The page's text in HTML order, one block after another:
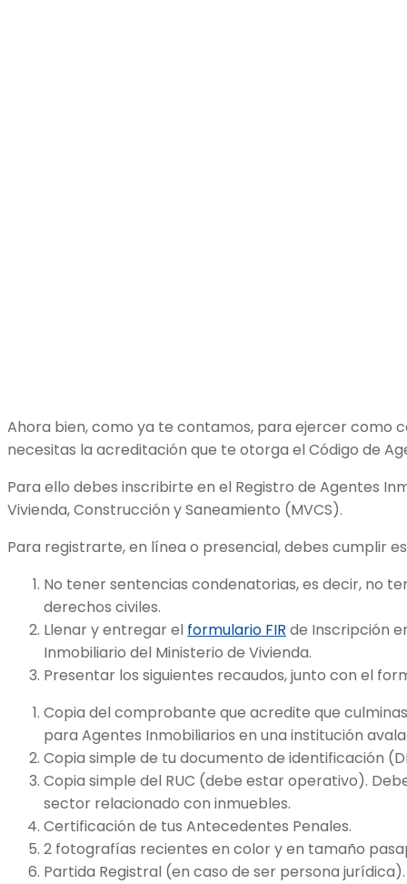
Ahora bien, como ya te contamos, para ejercer como
necesitas la acreditación que te otorga el Código de
Para ello debes inscribirte en el Registro de Agentes
Vivienda, Construcción y Saneamiento (MVCS).
Para registrarte, en línea o presencial, debes cumplir
No tener sentencias condenatorias, es decir, no
derechos civiles.
Llenar y entregar el formulario FIR de Inscripción
Inmobiliario del Ministerio de Vivienda.
Presentar los siguientes recaudos, junto con el
Copia del comprobante que acredite que
para Agentes Inmobiliarios en una institución
Copia simple de tu documento de identificación
Copia simple del RUC (debe estar operativo).
sector relacionado con inmuebles.
Certificación de tus Antecedentes Penales.
2 fotografías recientes en color y en tamaño
Partida Registral (en caso de ser persona jurídica).